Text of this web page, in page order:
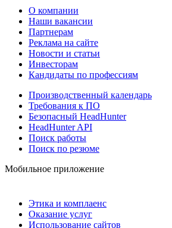
О компании
Наши вакансии
Партнерам
Реклама на сайте
Новости и статьи
Инвесторам
Кандидаты по профессиям
Производственный календарь
Требования к ПО
Безопасный HeadHunter
HeadHunter API
Поиск работы
Поиск по резюме
Мобильное приложение
Этика и комплаенс
Оказание услуг
Использование сайтов